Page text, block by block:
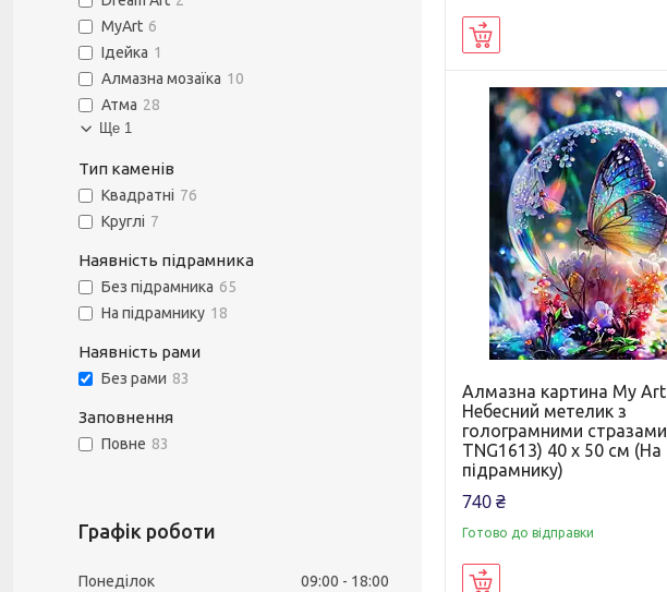
Алмазна картина My Art
Небесний метелик з
голограмними
TNG1613) 40 х 50 см (На
підрамнику)
740 ₴
Готово до відправки
MyArt 6
Ідейка 1
Алмазна мозаїка 10
Атма 28
Ще 1
Тип каменів
Квадратні 76
Круглі 7
Наявність підрамника
Без підрамника 65
На підрамнику 18
Наявність рами
Без рами 83
Заповнення
Повне 83
Графік роботи
Понеділок 09:00
18:00